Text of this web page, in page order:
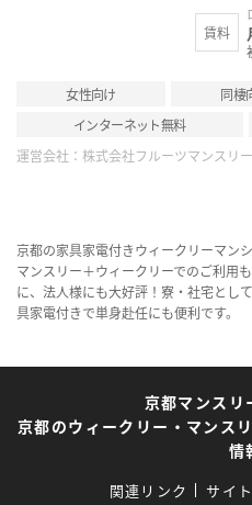
賃料
女性向け 同棲
インターネット無料
運営会社： 株式会社フルーツマンスリー
京都の家具家電付きウィークリーマン
マンスリー＋ウィークリーでのご利用
に、法人様にも大好評！寮・社宅とし
具家電付きで単身赴任にも便利です。
京都マンスリ
京都のウィークリー・マンス
情
関連リンク サイ